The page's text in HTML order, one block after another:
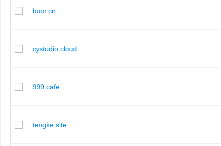
boor.cn
cystudio.cloud
999.cafe
tengke.site